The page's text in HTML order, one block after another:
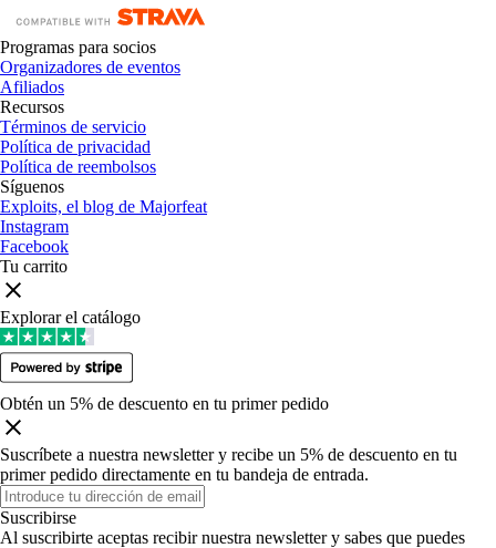
Programas para socios
Organizadores de eventos
Afiliados
Recursos
Términos de servicio
Política de privacidad
Política de reembolsos
Síguenos
Exploits, el blog de Majorfeat
Instagram
Facebook
Tu carrito
Explorar el catálogo
Obtén un 5% de descuento en tu primer pedido
Suscríbete a nuestra newsletter y recibe un 5% de descuento en tu
primer pedido directamente en tu bandeja de entrada.
Suscribirse
Al suscribirte aceptas recibir nuestra newsletter y sabes que puedes